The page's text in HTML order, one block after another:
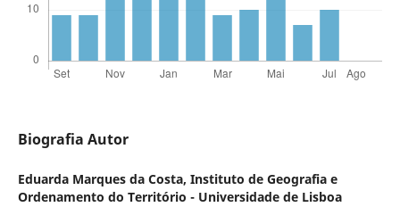
Biografia Autor
Eduarda Marques da Costa, Instituto de Geografia e
Ordenamento do Território - Universidade de Lisboa